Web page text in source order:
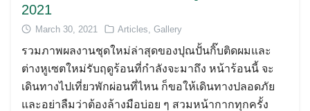
2021
March 30, 2021 Articles Gallery
รวมภาพผลงานชุดใหม่ล่าสุดของปุณปั้นกิ๊บติดผมและ
ต่างหูเซตใหม่รับฤดูร้อนที่กำลังจะมาถึง หน้าร้อนนี้ จะ
เดินทางไปเที่ยวพักผ่อนที่ไหน ก็ขอให้เดินทางปลอดภัย
และอย่าลืมว่าต้องล้างมือบ่อย ๆ สวมหน้ากากทุกครั้ง